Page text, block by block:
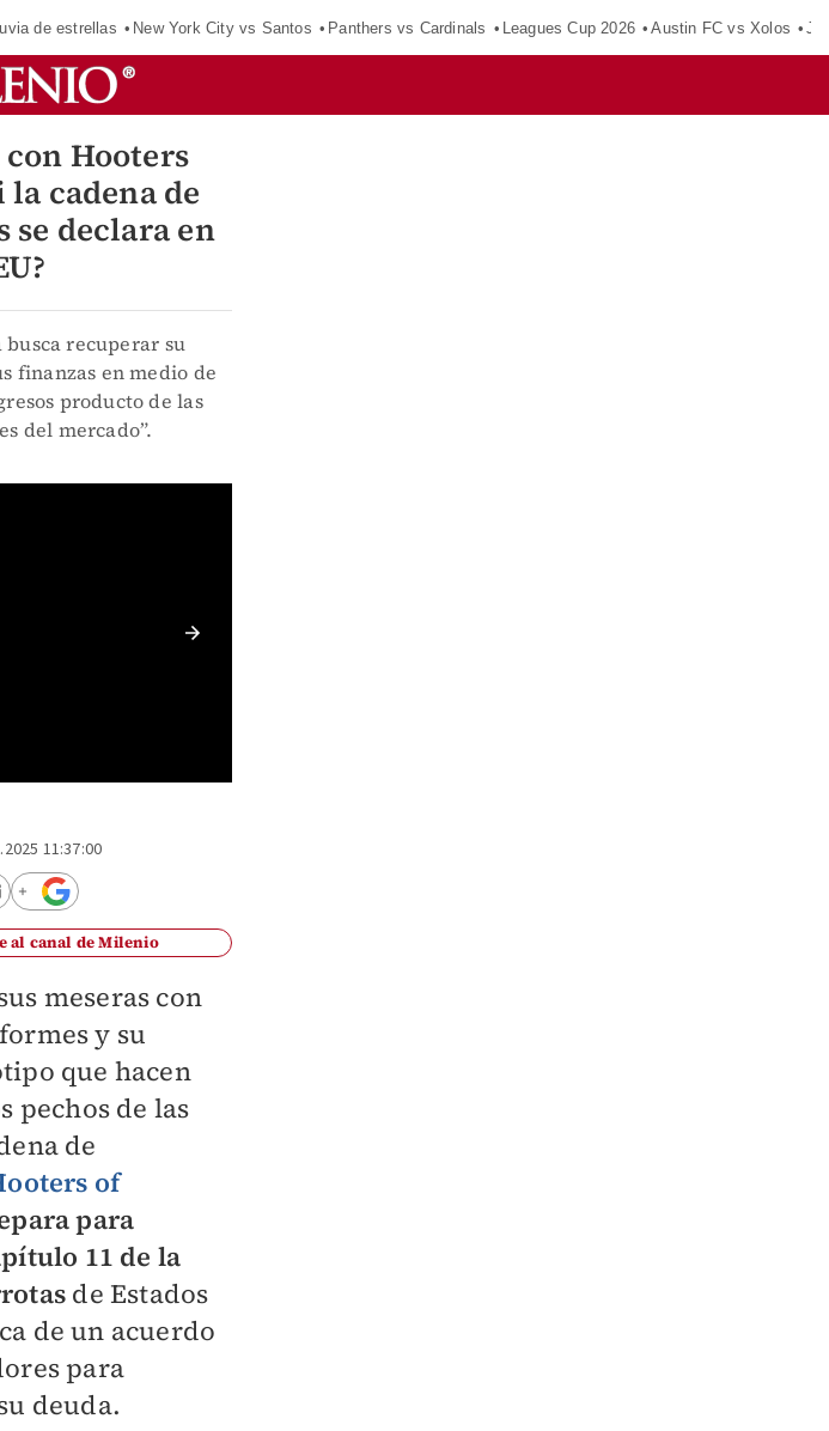
de estrellas New York City vs Santos Panthers vs Cardinals Leagues Cup 2026 Austin FC vs Xolos
con Hooters
cadena de
se declara en
recuperar su
finanzas en medio de
producto de las
del mercado”.
11:37:00
al canal de Milenio
meseras con
y su
que hacen
pechos de las
de
of
para
11 de la
de Estados
de un acuerdo
para
deuda.